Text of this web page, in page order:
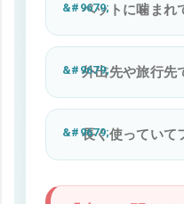
ペットに噛まれ
外出先や旅行先
長く使っていて